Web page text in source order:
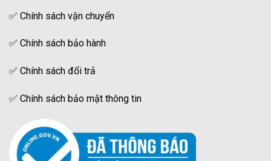
✅ Chính sách vận chuyển
✅ Chính sách bảo hành
✅ Chính sách đổi trả
✅ Chính sách bảo mật thông tin